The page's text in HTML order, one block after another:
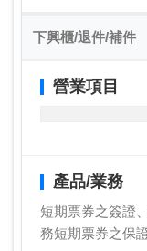
下興櫃/退件/補件
營業項目
產品/業務
短期票券之簽證
務短期票券之保